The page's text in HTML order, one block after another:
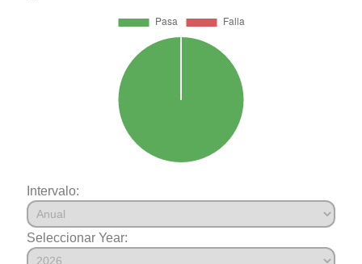
Intervalo:
Seleccionar Year: